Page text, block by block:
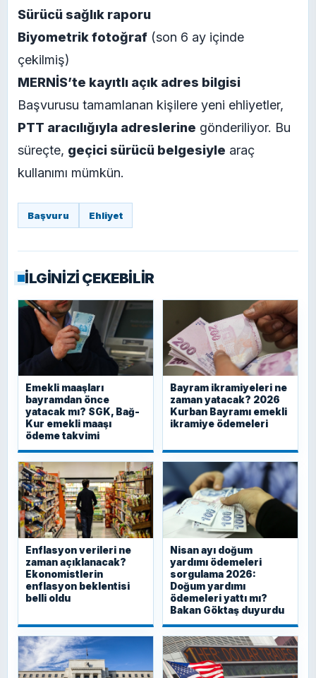
Sürücü sağlık raporu
Biyometrik fotoğraf (son 6 ay içinde
çekilmiş)
MERNİS’te kayıtlı açık adres bilgisi
Başvurusu tamamlanan kişilere yeni ehliyetler,
PTT aracılığıyla adreslerine gönderiliyor. Bu
süreçte, geçici sürücü belgesiyle araç
kullanımı mümkün.
Başvuru Ehliyet
İLGİNİZİ ÇEKEBİLİR
Emekli maaşları
bayramdan önce
yatacak mı? SGK, Bağ-
Kur emekli maaşı
ödeme takvimi
Bayram ikramiyeleri ne
zaman yatacak? 2026
Kurban Bayramı emekli
ikramiye ödemeleri
Enflasyon verileri ne
zaman açıklanacak?
Ekonomistlerin
enflasyon beklentisi
belli oldu
Nisan ayı doğum
yardımı ödemeleri
sorgulama 2026:
Doğum yardımı
ödemeleri yattı mı?
Bakan Göktaş duyurdu